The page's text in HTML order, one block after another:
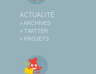
ACTUALITÉ
> ARCHIVES
> TWITTER
> PROJETS